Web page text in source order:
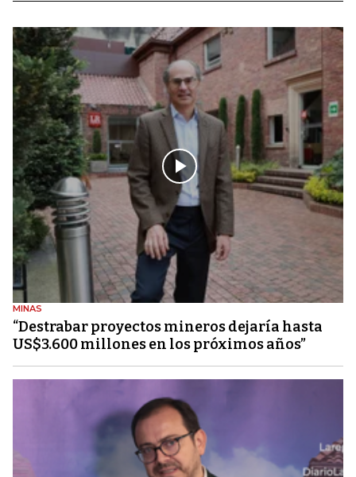
MINAS
“Destrabar proyectos mineros dejaría hasta
US$3.600 millones en los próximos años”